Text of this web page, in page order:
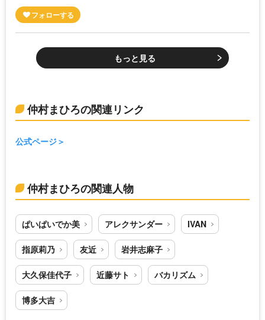
もっと見る
仲村まひろの関連リンク
公式ページ
仲村まひろの関連人物
ぱいぱいでか美 アレクサンダー IVAN
指原莉乃 友近 岩井志麻子
大久保佳代子 近藤サト バカリズム
博多大吉